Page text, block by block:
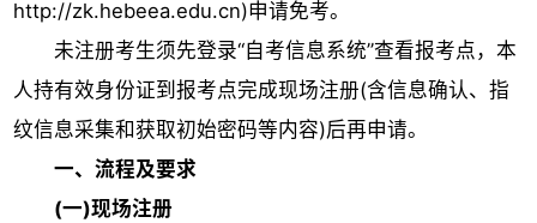
http://zk.hebeea.edu.cn)申请免考。
未注册考生须先登录“自考信息系统”查看报考点，本
人持有效身份证到报考点完成现场注册(含信息确认、指
纹信息采集和获取初始密码等内容)后再申请。
一、流程及要求
(一)现场注册